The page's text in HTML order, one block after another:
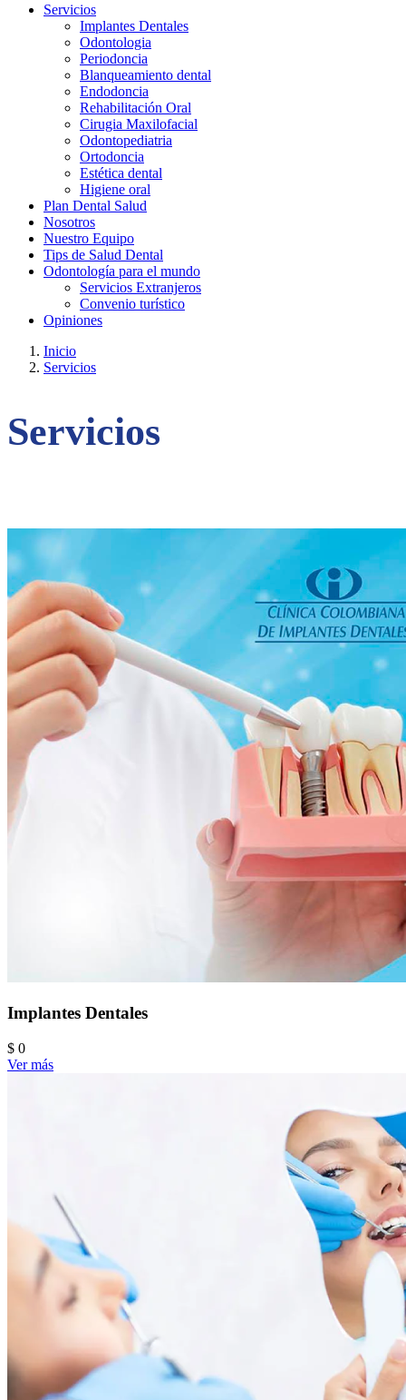
Servicios
Implantes Dentales
Odontologia
Periodoncia
Blanqueamiento dental
Endodoncia
Rehabilitación Oral
Cirugia Maxilofacial
Odontopediatria
Ortodoncia
Estética dental
Higiene oral
Plan Dental Salud
Nosotros
Nuestro Equipo
Tips de Salud Dental
Odontología para el mundo
Servicios Extranjeros
Convenio turístico
Opiniones
Inicio
Servicios
Servicios
Implantes Dentales
$ 0
Ver más